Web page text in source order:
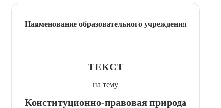
Наименование образовательного учреждения
ТЕКСТ
на тему
Конституционно-правовая природа